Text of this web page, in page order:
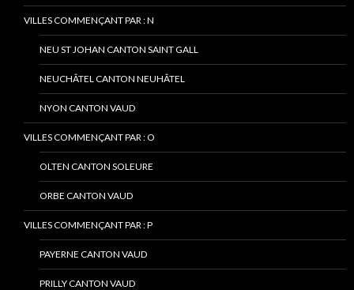
VILLES COMMENÇANT PAR : N
NEU ST JOHAN CANTON SAINT GALL
NEUCHÂTEL CANTON NEUHÂTEL
NYON CANTON VAUD
VILLES COMMENÇANT PAR : O
OLTEN CANTON SOLEURE
ORBE CANTON VAUD
VILLES COMMENÇANT PAR : P
PAYERNE CANTON VAUD
PRILLY CANTON VAUD